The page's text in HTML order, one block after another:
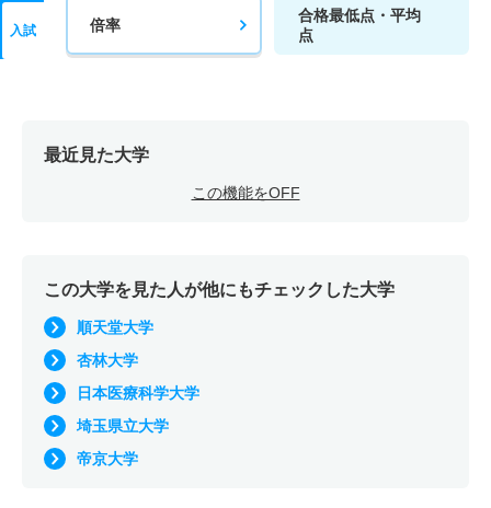
入試 倍率
合格最低点・平均
点
最近見た大学
この機能をOFF
この大学を見た人が他にもチェックした大学
順天堂大学
杏林大学
日本医療科学大学
埼玉県立大学
帝京大学